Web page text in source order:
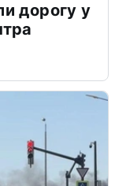
дорогу у